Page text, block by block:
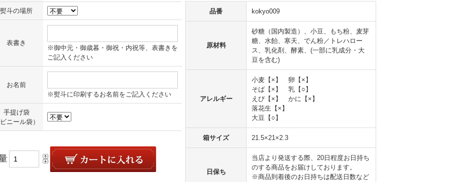
品番 kokyo009
原材料
砂糖（国内製造）、小豆、もち粉、麦芽
糖、水飴、寒天、でん粉／トレハロー
ス、乳化剤、酵素、(一部に乳成分・大
豆を含む)
アレルギー
小麦【×】 卵【×】
そば【×】 乳【○】
えび【×】 かに【×】
落花生【×】
大豆【○】
箱サイズ 21.5×21×2.3
日保ち
当店より発送する際、20日程度お日持ち
のする商品をお届けしております。
※商品到着後のお日持ちは配送日数など
熨斗の場所
表書き
※御中元・御歳暮・御祝・内祝等、表書きを
ご記入ください
お名前
※熨斗に印刷するお名前をご記入ください
手提げ袋
ニール袋）